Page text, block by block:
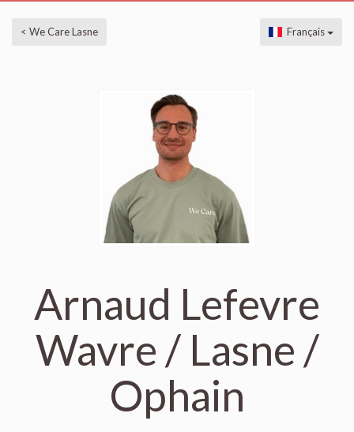
< We Care Lasne Français
Arnaud Lefevre
Wavre / Lasne /
Ophain